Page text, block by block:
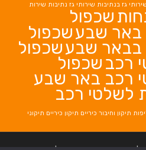
גז בנתיבות שירותי גז נתיבות שירות
שכפול
באר שבעשכפול
בבאר שבעשכפול
רכב שכפול
רכב באר שבע
לשלטי רכב
תיקון וחיבור כיריים תיקון כיריים תיקוני